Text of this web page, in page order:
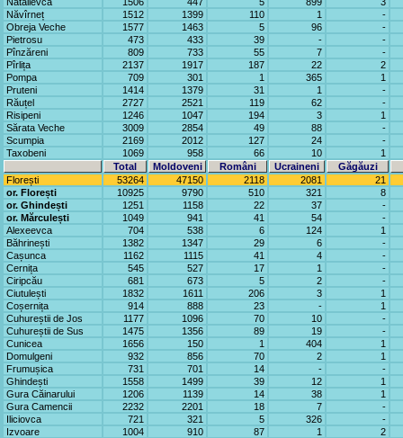
Năvîrneț
1512 1399 110 1
-
Obreja Veche
1577 1463 5 96
-
Pietrosu
473 433 39 -
-
Pînzăreni
809 733 55 7
-
Pîrlița
2137 1917 187 22
2
Pompa
709 301 1 365
1
Pruteni
1414 1379 31 1
-
Răuțel
2727 2521 119 62
-
Risipeni
1246 1047 194 3
1
Sărata Veche
3009 2854 49 88
-
Scumpia
2169 2012 127 24
-
Taxobeni
1069 958 66 10
1
Total
Moldoveni Români Ucraineni
Găgăuzi
Florești
53264 47150 2118 2081
21
or. Florești
10925 9790 510 321
8
or. Ghindești
1251 1158 22 37
-
or. Mărculești
1049 941 41 54
-
Alexeevca
704 538 6 124
1
Băhrinești
1382 1347 29 6
-
Cașunca
1162 1115 41 4
-
Cernița
545 527 17 1
-
Ciripcău
681 673 5 2
-
Ciutulești
1832 1611 206 3
1
Coșernița
914 888 23 -
1
Cuhureștii de Jos
1177 1096 70 10
-
Cuhureștii de Sus
1475 1356 89 19
-
Cunicea
1656 150 1 404
1
Domulgeni
932 856 70 2
1
Frumușica
731 701 14 -
-
Ghindești
1558 1499 39 12
1
Gura Căinarului
1206 1139 14 38
1
Gura Camencii
2232 2201 18 7
-
Iliciovca
721 321 5 326
-
Izvoare
1004 910 87 1
2